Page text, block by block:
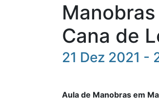
Cana de
21 Dez 2021 -
Aula de Manobras em